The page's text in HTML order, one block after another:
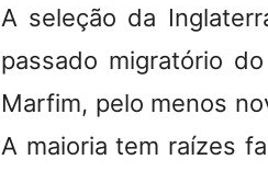
A seleção da
passado migratório
Marfim, pelo menos
A maioria tem raízes